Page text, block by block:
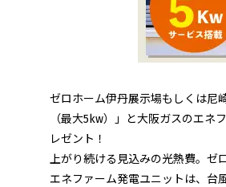
ゼロホーム伊丹展示場もしくは尼
（最大5kw）」と大阪ガスのエネ
レゼント！
上がり続ける見込みの光熱費。ゼ
エネファーム発電ユニットは、台